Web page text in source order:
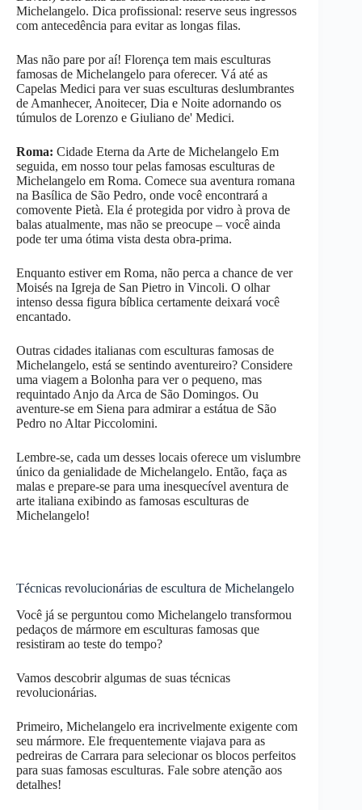
Michelangelo. Dica profissional: reserve seus ingressos
com antecedência para evitar as longas filas.
Mas não pare por aí! Florença tem mais esculturas
famosas de Michelangelo para oferecer. Vá até as
Capelas Medici para ver suas esculturas deslumbrantes
de Amanhecer, Anoitecer, Dia e Noite adornando os
túmulos de Lorenzo e Giuliano de' Medici.
Roma: Cidade Eterna da Arte de Michelangelo Em
seguida, em nosso tour pelas famosas esculturas de
Michelangelo em Roma. Comece sua aventura romana
na Basílica de São Pedro, onde você encontrará a
comovente Pietà. Ela é protegida por vidro à prova de
balas atualmente, mas não se preocupe – você ainda
pode ter uma ótima vista desta obra-prima.
Enquanto estiver em Roma, não perca a chance de ver
Moisés na Igreja de San Pietro in Vincoli. O olhar
intenso dessa figura bíblica certamente deixará você
encantado.
Outras cidades italianas com esculturas famosas de
Michelangelo, está se sentindo aventureiro? Considere
uma viagem a Bolonha para ver o pequeno, mas
requintado Anjo da Arca de São Domingos. Ou
aventure-se em Siena para admirar a estátua de São
Pedro no Altar Piccolomini.
Lembre-se, cada um desses locais oferece um vislumbre
único da genialidade de Michelangelo. Então, faça as
malas e prepare-se para uma inesquecível aventura de
arte italiana exibindo as famosas esculturas de
Michelangelo!
Técnicas revolucionárias de escultura de Michelangelo
Você já se perguntou como Michelangelo transformou
pedaços de mármore em esculturas famosas que
resistiram ao teste do tempo?
Vamos descobrir algumas de suas técnicas
revolucionárias.
Primeiro, Michelangelo era incrivelmente exigente com
seu mármore. Ele frequentemente viajava para as
pedreiras de Carrara para selecionar os blocos perfeitos
para suas famosas esculturas. Fale sobre atenção aos
detalhes!